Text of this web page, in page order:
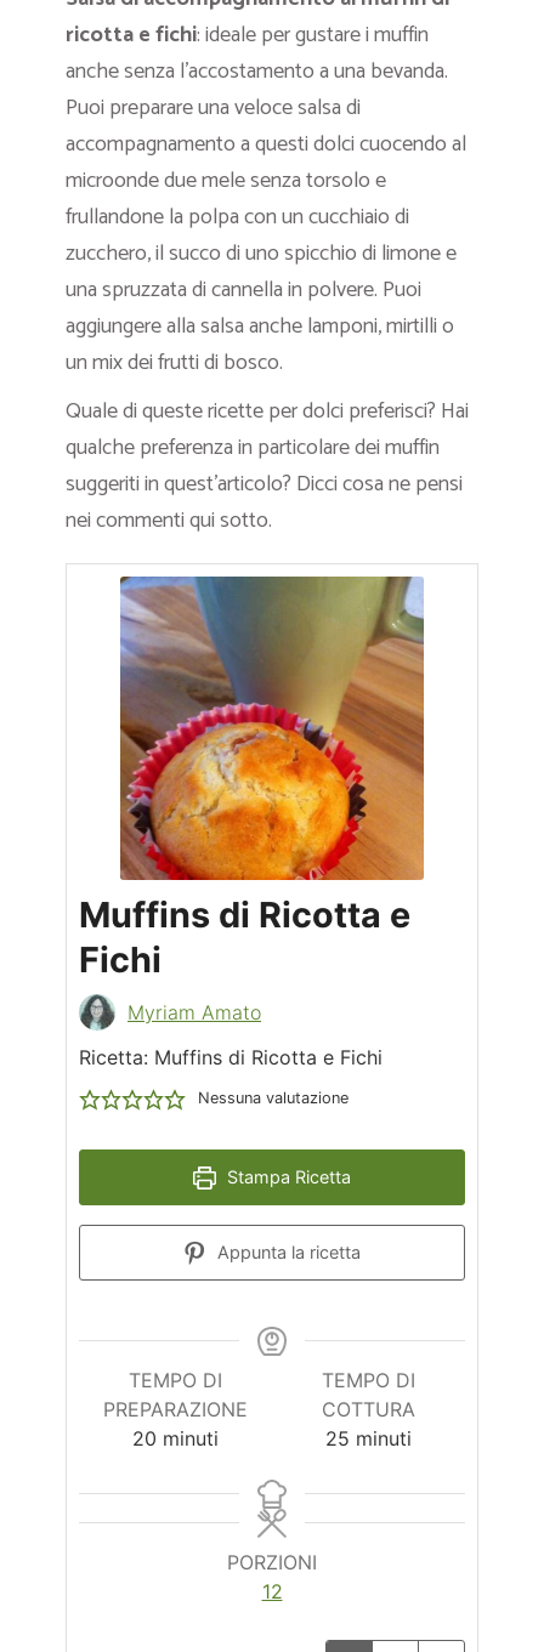
ricotta e fichi: ideale per gustare i muffin
anche senza l’accostamento a una bevanda.
Puoi preparare una veloce salsa di
accompagnamento a questi dolci cuocendo al
microonde due mele senza torsolo e
frullandone la polpa con un cucchiaio di
zucchero, il succo di uno spicchio di limone e
una spruzzata di cannella in polvere. Puoi
aggiungere alla salsa anche lamponi, mirtilli o
un mix dei frutti di bosco.
Quale di queste ricette per dolci preferisci? Hai
qualche preferenza in particolare dei muffin
suggeriti in quest’articolo? Dicci cosa ne pensi
nei commenti qui sotto.
Muffins di Ricotta e
Fichi
Myriam Amato
Ricetta: Muffins di Ricotta e Fichi
Nessuna valutazione
Stampa Ricetta
Appunta la ricetta
TEMPO DI
PREPARAZIONE
20 minuti
minuti
TEMPO DI
COTTURA
25 minuti
minuti
PORZIONI
12